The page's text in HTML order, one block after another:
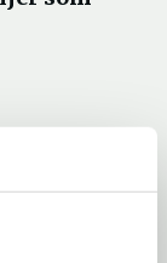
Öppna
fönster